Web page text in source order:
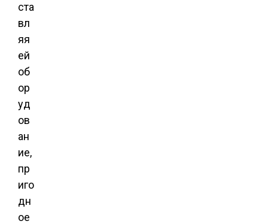
ста
вл
яя
ей
об
ор
уд
ов
ан
ие,
пр
иго
дн
ое